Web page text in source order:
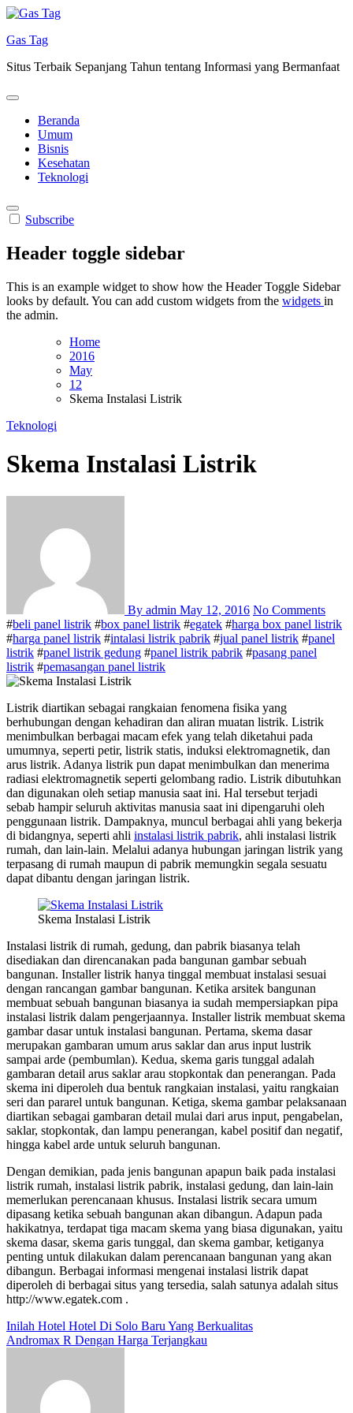
Skip
content
Gas Tag
Situs Terbaik Sepanjang Tahun tentang Informasi yang Bermanfaat
Beranda
Umum
Bisnis
Kesehatan
Teknologi
Subscribe
Header toggle sidebar
This is an example widget to show how the Header Toggle Sidebar
looks by default. You can add custom widgets from the widgets in
the admin.
Home
2016
May
12
Skema Instalasi Listrik
Teknologi
Skema Instalasi Listrik
By admin May 12, 2016 No Comments
#beli panel listrik #box panel listrik #egatek #harga box panel listrik
#harga panel listrik #intalasi listrik pabrik #jual panel listrik #panel
listrik #panel listrik gedung #panel listrik pabrik #pasang panel
listrik #pemasangan panel listrik
Listrik diartikan sebagai rangkaian fenomena fisika yang
berhubungan dengan kehadiran dan aliran muatan listrik. Listrik
menimbulkan berbagai macam efek yang telah diketahui pada
umumnya, seperti petir, listrik statis, induksi elektromagnetik, dan
arus listrik. Adanya listrik pun dapat menimbulkan dan menerima
radiasi elektromagnetik seperti gelombang radio. Listrik dibutuhkan
dan digunakan oleh setiap manusia saat ini. Hal tersebut terjadi
sebab hampir seluruh aktivitas manusia saat ini dipengaruhi oleh
penggunaan listrik. Dampaknya, muncul berbagai ahli yang bekerja
di bidangnya, seperti ahli instalasi listrik pabrik, ahli instalasi listrik
rumah, dan lain-lain. Melalui adanya hubungan jaringan listrik yang
terpasang di rumah maupun di pabrik memungkin segala sesuatu
dapat dibantu dengan jaringan listrik.
Skema Instalasi Listrik
Instalasi listrik di rumah, gedung, dan pabrik biasanya telah
disediakan dan direncanakan pada bangunan gambar sebuah
bangunan. Installer listrik hanya tinggal membuat instalasi sesuai
dengan rancangan gambar bangunan. Ketika arsitek bangunan
membuat sebuah bangunan biasanya ia sudah mempersiapkan pipa
instalasi listrik dalam pengerjaannya. Installer listrik membuat skema
gambar dasar untuk instalasi bangunan. Pertama, skema dasar
merupakan gambaran umum arus saklar dan arus input lustrik
sampai arde (pembumlan). Kedua, skema garis tunggal adalah
gambaran detail arus saklar arau stopkontak dan penerangan. Pada
skema ini diperoleh dua bentuk rangkaian instalasi, yaitu rangkaian
seri dan pararel untuk bangunan. Ketiga, skema gambar pelaksanaan
diartikan sebagai gambaran detail mulai dari arus input, pengabelan,
saklar, stopkontak, dan lampu penerangan, kabel positif dan negatif,
hingga kabel arde untuk seluruh bangunan.
Dengan demikian, pada jenis bangunan apapun baik pada instalasi
listrik rumah, instalasi listrik pabrik, instalasi gedung, dan lain-lain
memerlukan perencanaan khusus. Instalasi listrik secara umum
dipasang ketika sebuah bangunan akan dibangun. Adapun pada
hakikatnya, terdapat tiga macam skema yang biasa digunakan, yaitu
skema dasar, skema garis tunggal, dan skema gambar, ketiganya
penting untuk dilakukan dalam perencanaan bangunan yang akan
dibangun. Berbagai informasi mengenai instalasi listrik dapat
diperoleh di berbagai situs yang tersedia, salah satunya adalah situs
http://www.egatek.com .
Post
navigation
Inilah Hotel Hotel Di Solo Baru Yang Berkualitas
Andromax R Dengan Harga Terjangkau